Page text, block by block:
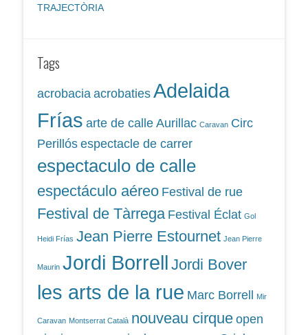
TRAJECTÒRIA
Tags
acrobacia acrobaties Adelaida
Frías arte de calle Aurillac Caravan Circ
Perillós espectacle de carrer
espectaculo de calle
espectáculo aéreo Festival de rue
Festival de Tàrrega Festival Éclat Gol
Heidi Frías Jean Pierre Estournet Jean Pierre
Maurin Jordi Borrell Jordi Bover
les arts de la rue Marc Borrell Mir
Caravan Montserrat Català nouveau cirque open